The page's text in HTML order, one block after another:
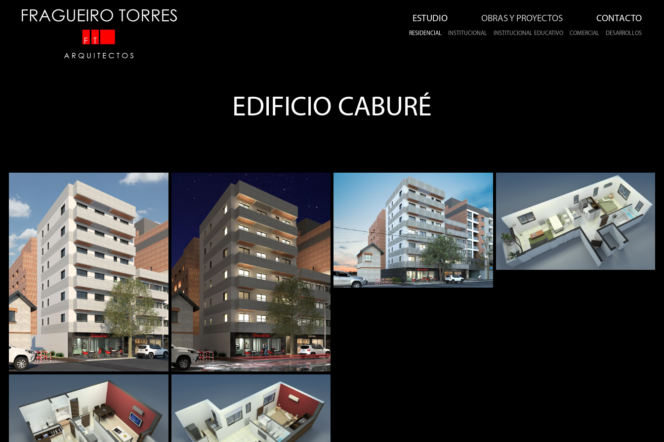
ESTUDIO OBRAS Y PROYECTOS CONTACTO
RESIDENCIAL INSTITUCIONAL INSTITUCIONAL EDUCATIVO COMERCIAL DESARROLLOS
EDIFICIO CABURÉ